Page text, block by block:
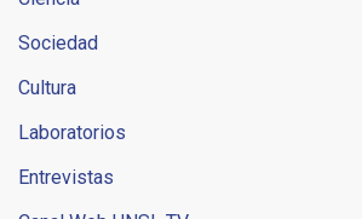
Sociedad
Cultura
Laboratorios
Entrevistas